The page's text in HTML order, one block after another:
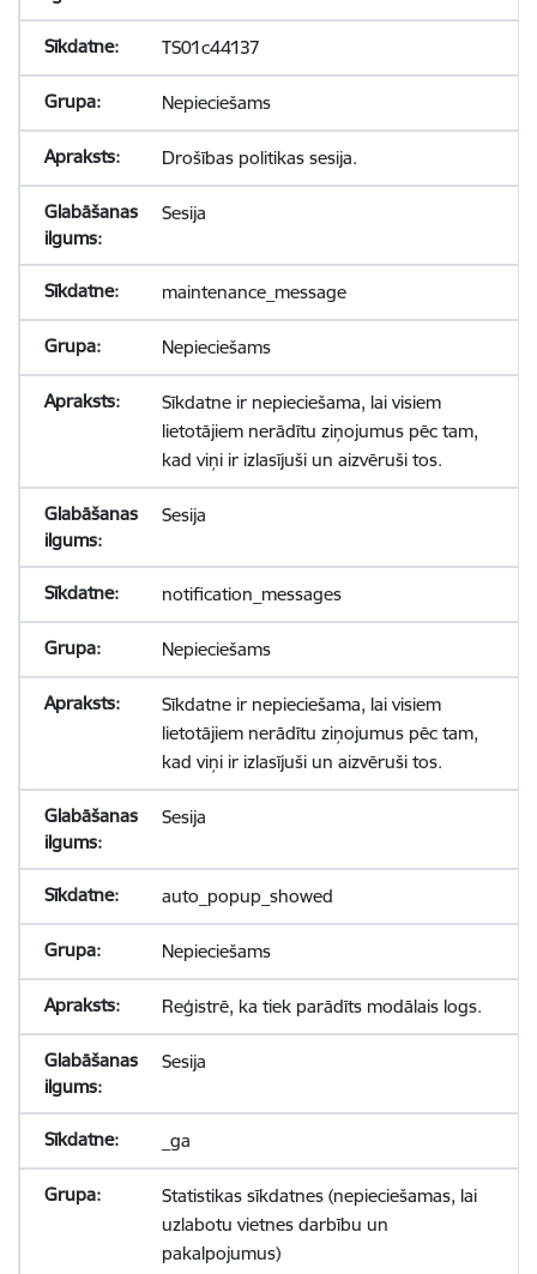
TS01c44137
Nepieciešams
Drošības politikas sesija.
Sesija
maintenance_message
Nepieciešams
Sīkdatne ir nepieciešama, lai visiem
lietotājiem nerādītu ziņojumus pēc tam,
kad viņi ir izlasījuši un aizvēruši tos.
Sesija
notification_messages
Nepieciešams
Sīkdatne ir nepieciešama, lai visiem
lietotājiem nerādītu ziņojumus pēc tam,
kad viņi ir izlasījuši un aizvēruši tos.
Sesija
auto_popup_showed
Nepieciešams
Reģistrē, ka tiek parādīts modālais logs.
Sesija
_ga
Statistikas sīkdatnes (nepieciešamas, lai
uzlabotu vietnes darbību un
pakalpojumus)